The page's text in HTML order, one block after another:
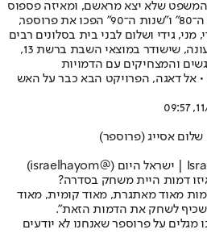
המשפט שלא יצא מראשם, ומאיזה פספוס
נקרעו מצחוק על הסט? • "שנות ה־80" ו"שנות ה־90" הפכו את פרוספר,
מני, גידי ושלום לבני בית בסלונים רבים
בישראל • רגע לפני פרק סיום העונה, שישודר במוצאי השבת ברשת 13,
והמצחיקים עם הדמויות
• אל דאגה, הפרויקט הבא כבר על האש
אסייג (פרוספר)
דמות היית משחק בסדרה?
מאוד מאתגרת, מאוד קומית, מאוד
שכיף לשחק את הדמות הזאת".
מגלים על פרוספר שאנחנו לא יודעים